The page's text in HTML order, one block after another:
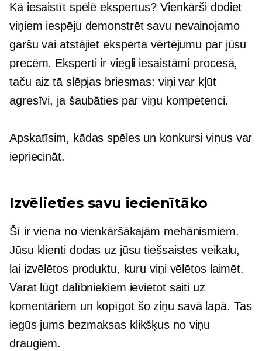
Kā iesaistīt spēlē ekspertus? Vienkārši dodiet
viņiem iespēju demonstrēt savu nevainojamo
garšu vai atstājiet eksperta vērtējumu par jūsu
precēm. Eksperti ir viegli iesaistāmi procesā,
taču aiz tā slēpjas briesmas: viņi var kļūt
agresīvi, ja šaubāties par viņu kompetenci.
Apskatīsim, kādas spēles un konkursi viņus var
iepriecināt.
Izvēlieties savu iecienītāko
Šī ir viena no vienkāršākajām mehānismiem.
Jūsu klienti dodas uz jūsu tiešsaistes veikalu,
lai izvēlētos produktu, kuru viņi vēlētos laimēt.
Varat lūgt dalībniekiem ievietot saiti uz
komentāriem un kopīgot šo ziņu savā lapā. Tas
iegūs jums bezmaksas klikšķus no viņu
draugiem.